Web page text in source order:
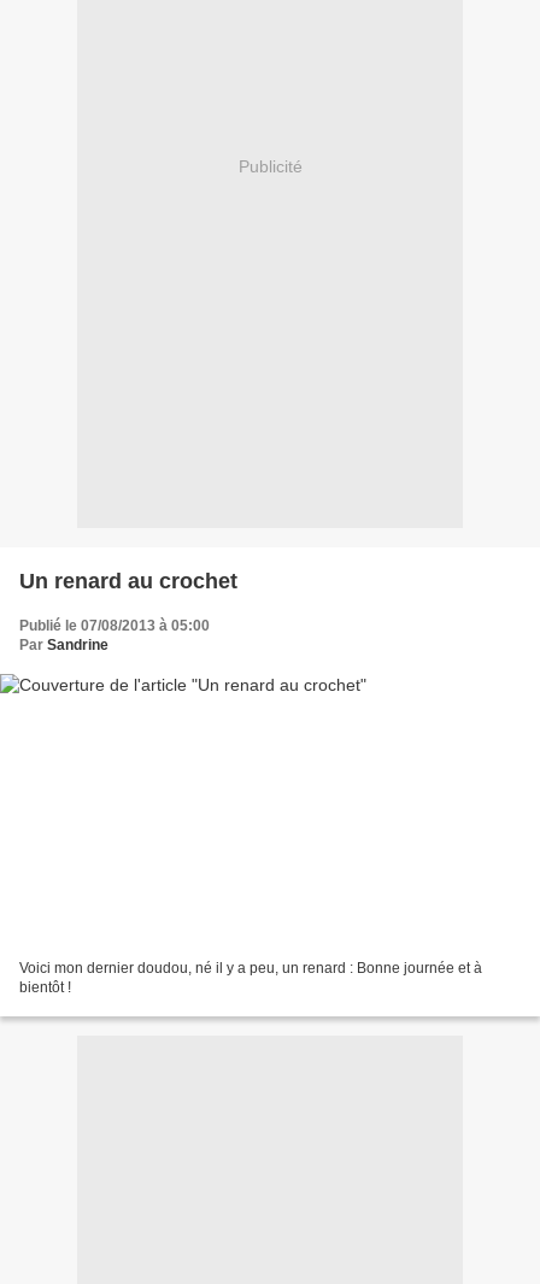
Publicité
Un renard au crochet
Publié le 07/08/2013 à 05:00
Par Sandrine
Voici mon dernier doudou, né il y a peu, un renard : Bonne journée et à
bientôt !